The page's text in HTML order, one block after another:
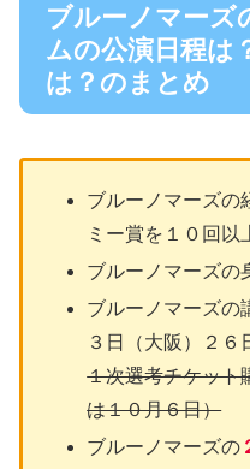
ブルーノマーズ
ムの公演日程は
は？のまとめ
ブルーノマーズの
ミー賞を１０回以
ブルーノマーズの
ブルーノマーズの
３日（大阪）２６
１次選考チケット
は１０月６日）
ブルーノマーズの